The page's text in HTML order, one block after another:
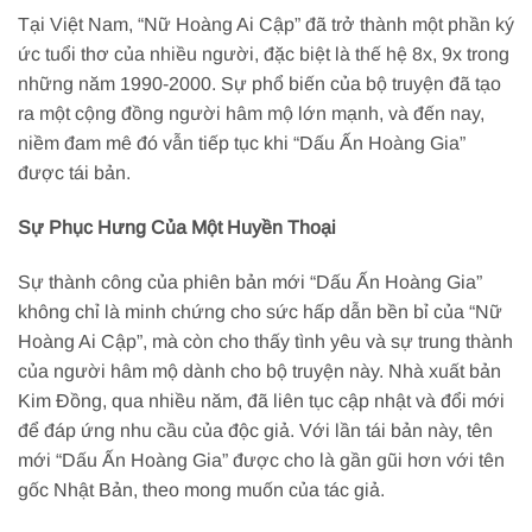
Tại Việt Nam, “Nữ Hoàng Ai Cập” đã trở thành một phần ký
ức tuổi thơ của nhiều người, đặc biệt là thế hệ 8x, 9x trong
những năm 1990-2000. Sự phổ biến của bộ truyện đã tạo
ra một cộng đồng người hâm mộ lớn mạnh, và đến nay,
niềm đam mê đó vẫn tiếp tục khi “Dấu Ấn Hoàng Gia”
được tái bản.
Sự Phục Hưng Của Một Huyền Thoại
Sự thành công của phiên bản mới “Dấu Ấn Hoàng Gia”
không chỉ là minh chứng cho sức hấp dẫn bền bỉ của “Nữ
Hoàng Ai Cập”, mà còn cho thấy tình yêu và sự trung thành
của người hâm mộ dành cho bộ truyện này. Nhà xuất bản
Kim Đồng, qua nhiều năm, đã liên tục cập nhật và đổi mới
để đáp ứng nhu cầu của độc giả. Với lần tái bản này, tên
mới “Dấu Ấn Hoàng Gia” được cho là gần gũi hơn với tên
gốc Nhật Bản, theo mong muốn của tác giả.